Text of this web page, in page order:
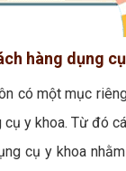
hàng dụng
có một mục
y khoa. Từ đó
cụ y khoa